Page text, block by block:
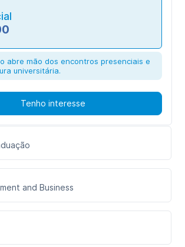
and Business
abre mão dos encontros presenciais e
universitária.
Tenho interesse